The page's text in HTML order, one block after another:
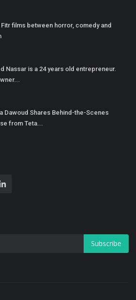
Fitr films between horror, comedy and
Nassar is a 24 years old entrepreneur.
Dawoud Shares Behind-the-Scenes
from Teta...
Subscribe